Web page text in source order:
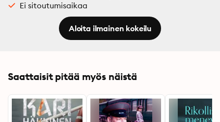
Ei sitoutumisaikaa
Aloita ilmainen kokeilu
Saattaisit pitää myös näistä